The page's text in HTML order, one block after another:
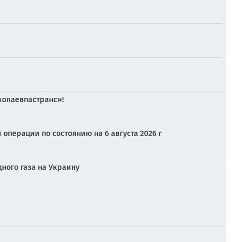
по состоянию на 6 августа 2026 г
газа на Украину